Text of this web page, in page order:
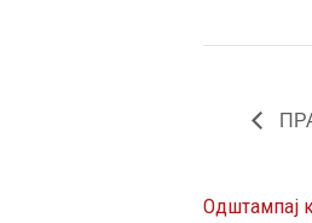
Одштампај